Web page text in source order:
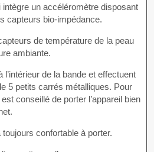
un accéléromètre disposant
capteurs bio-impédance.
de température de la peau
ambiante.
de la bande et effectuent
5 petits carrés métalliques. Pour
conseillé de porter l’appareil bien
confortable à porter.